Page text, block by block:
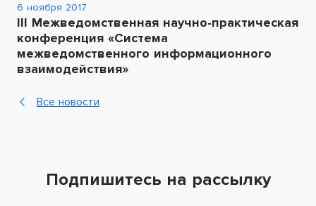
6 ноября 2017
III Межведомственная научно-практическая
конференция «Система
межведомственного информационного
взаимодействия»
Все новости
Подпишитесь на рассылку